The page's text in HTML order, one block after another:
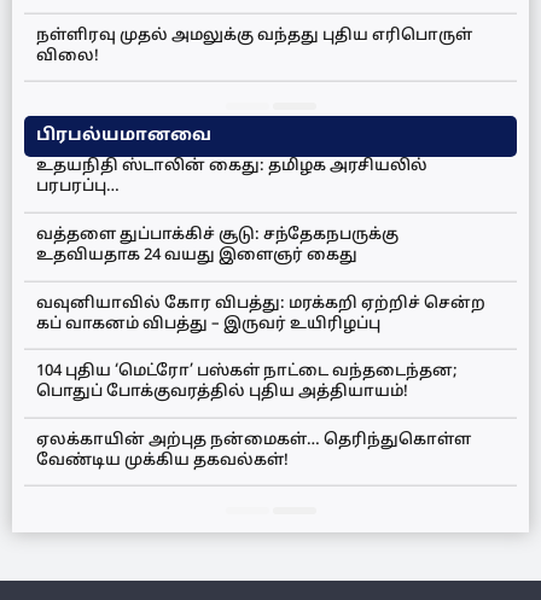
நள்ளிரவு முதல் அமலுக்கு வந்தது புதிய எரிபொருள்
விலை!
பிரபல்யமானவை
உதயநிதி ஸ்டாலின் கைது: தமிழக அரசியலில்
பரபரப்பு…
வத்தளை துப்பாக்கிச் சூடு: சந்தேகநபருக்கு
உதவியதாக 24 வயது இளைஞர் கைது
வவுனியாவில் கோர விபத்து: மரக்கறி ஏற்றிச் சென்ற
கப் வாகனம் விபத்து – இருவர் உயிரிழப்பு
104 புதிய ‘மெட்ரோ’ பஸ்கள் நாட்டை வந்தடைந்தன;
பொதுப் போக்குவரத்தில் புதிய அத்தியாயம்!
ஏலக்காயின் அற்புத நன்மைகள்… தெரிந்துகொள்ள
வேண்டிய முக்கிய தகவல்கள்!